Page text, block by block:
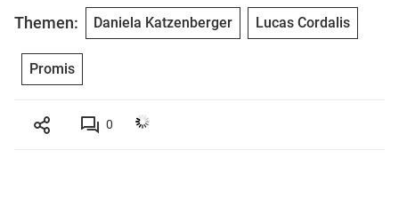
Themen: Daniela Katzenberger Lucas Cordalis
Promis
0